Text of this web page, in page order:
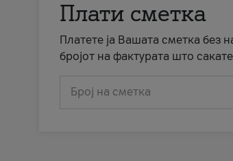
Плати сметка
Платете ја Вашата сметка без
бројот на фактурата што
Број на сметка